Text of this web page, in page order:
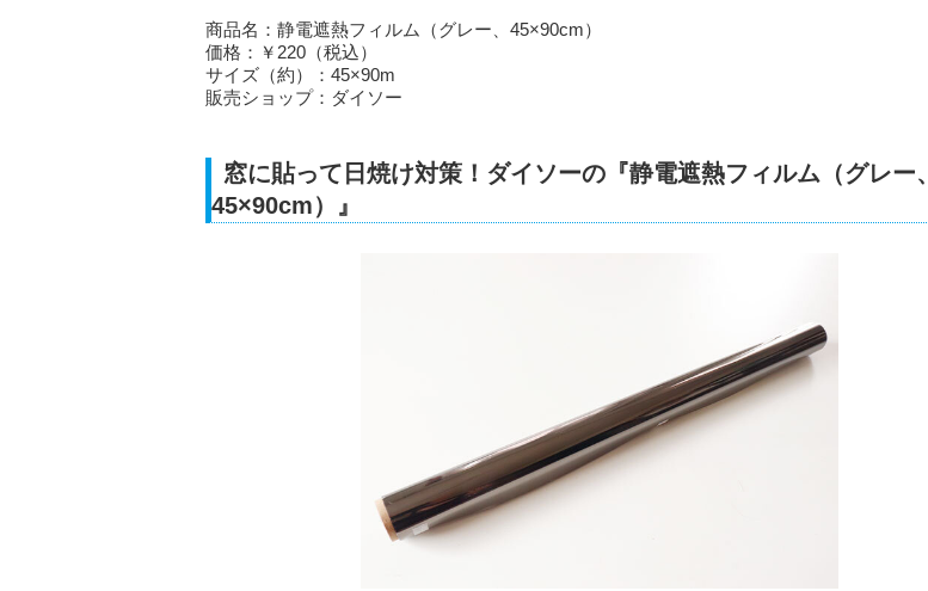
商品名：静電遮熱フィルム（グレー、45×90cm）
価格：￥220（税込）
サイズ（約）：45×90m
販売ショップ：ダイソー
窓に貼って日焼け対策！ダイソーの『静電遮熱フィルム（グレー、
45×90cm）』